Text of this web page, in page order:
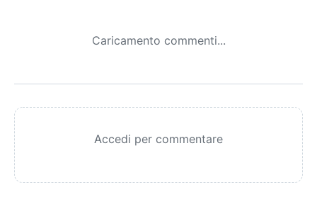
Caricamento commenti...
Accedi per commentare